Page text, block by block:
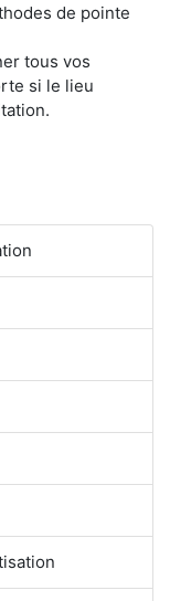
de pointe
tous vos
si le lieu